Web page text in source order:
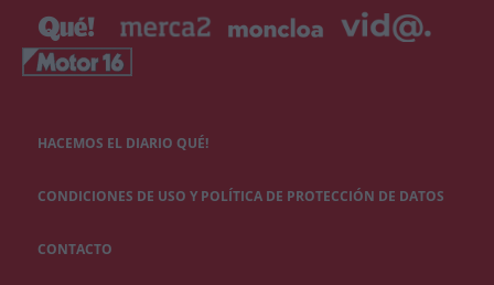
HACEMOS EL DIARIO QUÉ!
CONDICIONES DE USO Y POLÍTICA DE PROTECCIÓN DE DATOS
CONTACTO